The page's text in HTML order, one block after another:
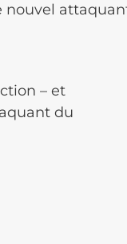
nouvel
– et
du